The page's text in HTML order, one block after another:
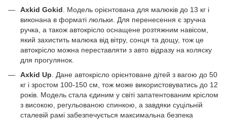
Axkid Gokid. Модель орієнтована для малюків до 13 кг і
виконана в форматі люльки. Для перенесення є зручна
ручка, а також автокрісло оснащене розтяжним навісом,
який захистить малюка від вітру, сонця та дощу, тож це
автокрісло можна переставляти з авто відразу на коляску
для прогулянок.
Axkid Up . Дане автокрісло орієнтоване дітей з вагою до 50
кг і зростом 100-150 см, тож може використовуватись до 12
років. Модель стала єдиним у світі запатентованим кріслом
з високою, регульованою спинкою, а завдяки суцільній
сталевій рамі забезпечується максимальна безпека